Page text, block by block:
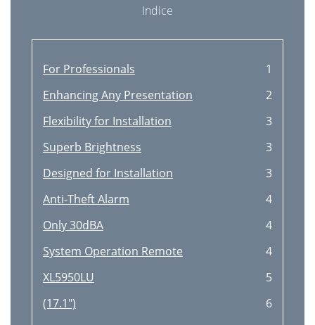
Indice
For Professionals
1
Enhancing Any Presentation
2
Flexibility for Installation
3
Superb Brightness
3
Designed for Installation
3
Anti-Theft Alarm
4
Only 30dBA
4
System Operation Remote
4
XL5950LU
5
(17.1")
6